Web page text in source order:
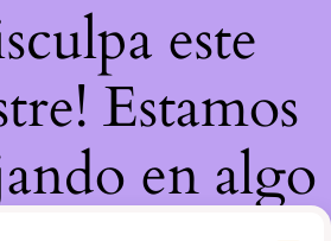
este
Estamos
en algo